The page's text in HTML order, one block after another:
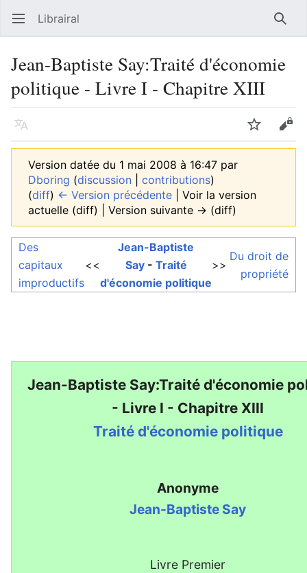
Ouvrir le menu principal Librairal
Jean-Baptiste Say:Traité d'économie
politique - Livre I - Chapitre XIII
Langue Suivre
Version datée du 1 mai 2008 à 16:47 par
Dboring (discussion contributions)
(diff) ← Version précédente | Voir la version
actuelle (diff) | Version suivante → (diff)
Des
capitaux
improductifs
<<
Jean-Baptiste
Say- Traité
d'économie politique
>>
Du droit de
propriété
Jean-Baptiste Say:Traité d'économie
- Livre I - Chapitre XIII
Traité d'économie politique
Anonyme
Jean-Baptiste Say
Livre Premier